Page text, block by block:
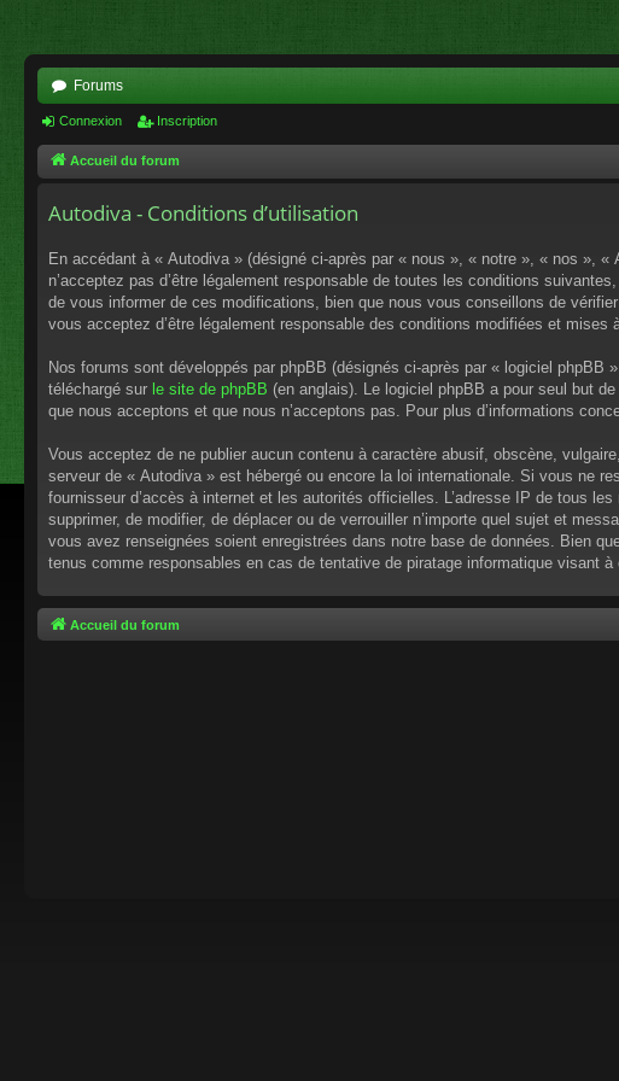
Forums
Connexion Inscription
Accueil du forum
Autodiva - Conditions d’utilisation
En accédant à « Autodiva » (désigné ci-après par « nous », « notre », « nos »,
n’acceptez pas d’être légalement responsable de toutes les conditions
de vous informer de ces modifications, bien que nous vous conseillons de
vous acceptez d’être légalement responsable des conditions modifiées et mises
Nos forums sont développés par phpBB (désignés ci-après par « logiciel
téléchargé sur le site de phpBB (en anglais). Le logiciel phpBB a pour seul but
que nous acceptons et que nous n’acceptons pas. Pour plus d’informations
Vous acceptez de ne publier aucun contenu à caractère abusif, obscène,
serveur de « Autodiva » est hébergé ou encore la loi internationale. Si vous ne
fournisseur d’accès à internet et les autorités officielles. L’adresse IP de tous
supprimer, de modifier, de déplacer ou de verrouiller n’importe quel sujet et
vous avez renseignées soient enregistrées dans notre base de données. Bien
tenus comme responsables en cas de tentative de piratage informatique visant à
Accueil du forum